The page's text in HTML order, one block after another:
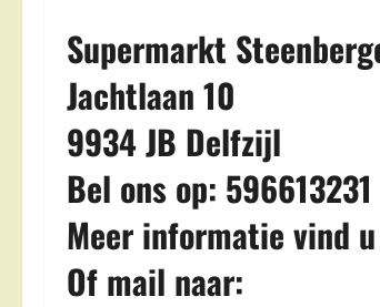
Supermarkt
Jachtlaan 10
9934 JB Delfzijl
Bel ons op: 596613231
Meer informatie vind
Of mail naar: